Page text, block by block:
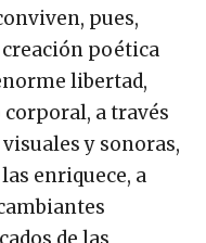
pues,
poética
libertad,
a través
y sonoras,
enriquece, a
de las